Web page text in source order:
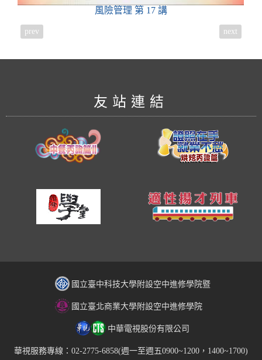
風險管理 第 17 講
prev next
友站連結
國立臺中科技大學附設空中進修學院暨
國立臺北商業大學附設空中進修學院
中華電視股份有限公司
華視服務專線：02-2775-6858(週一至週五0900~1200，1400~1700)